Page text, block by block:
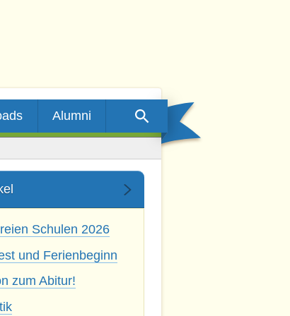
Alumni
Schulen 2026
und Ferienbeginn
zum Abitur!